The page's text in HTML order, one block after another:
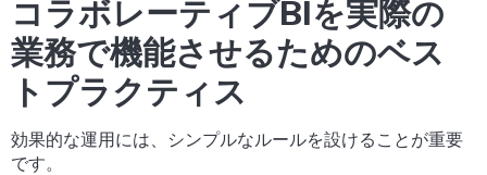
コラボレーティブBIを実際の
業務で機能させるためのベス
トプラクティス
効果的な運用には、シンプルなルールを設けることが重要
です。